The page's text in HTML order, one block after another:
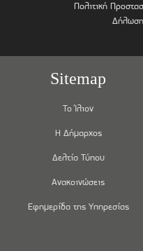
Πολιτική
Sitemap
Το Ίλιον
Η Δήμαρχος
Δελτία Τύπου
Ανακοινώσεις
Εφημερίδα της Υπηρεσίας